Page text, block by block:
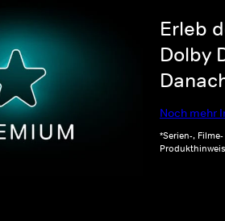
Erleb
Dolby
Noch mehr
*Serien-,